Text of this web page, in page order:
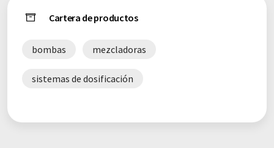
Cartera de productos
bombas mezcladoras
sistemas de dosificación